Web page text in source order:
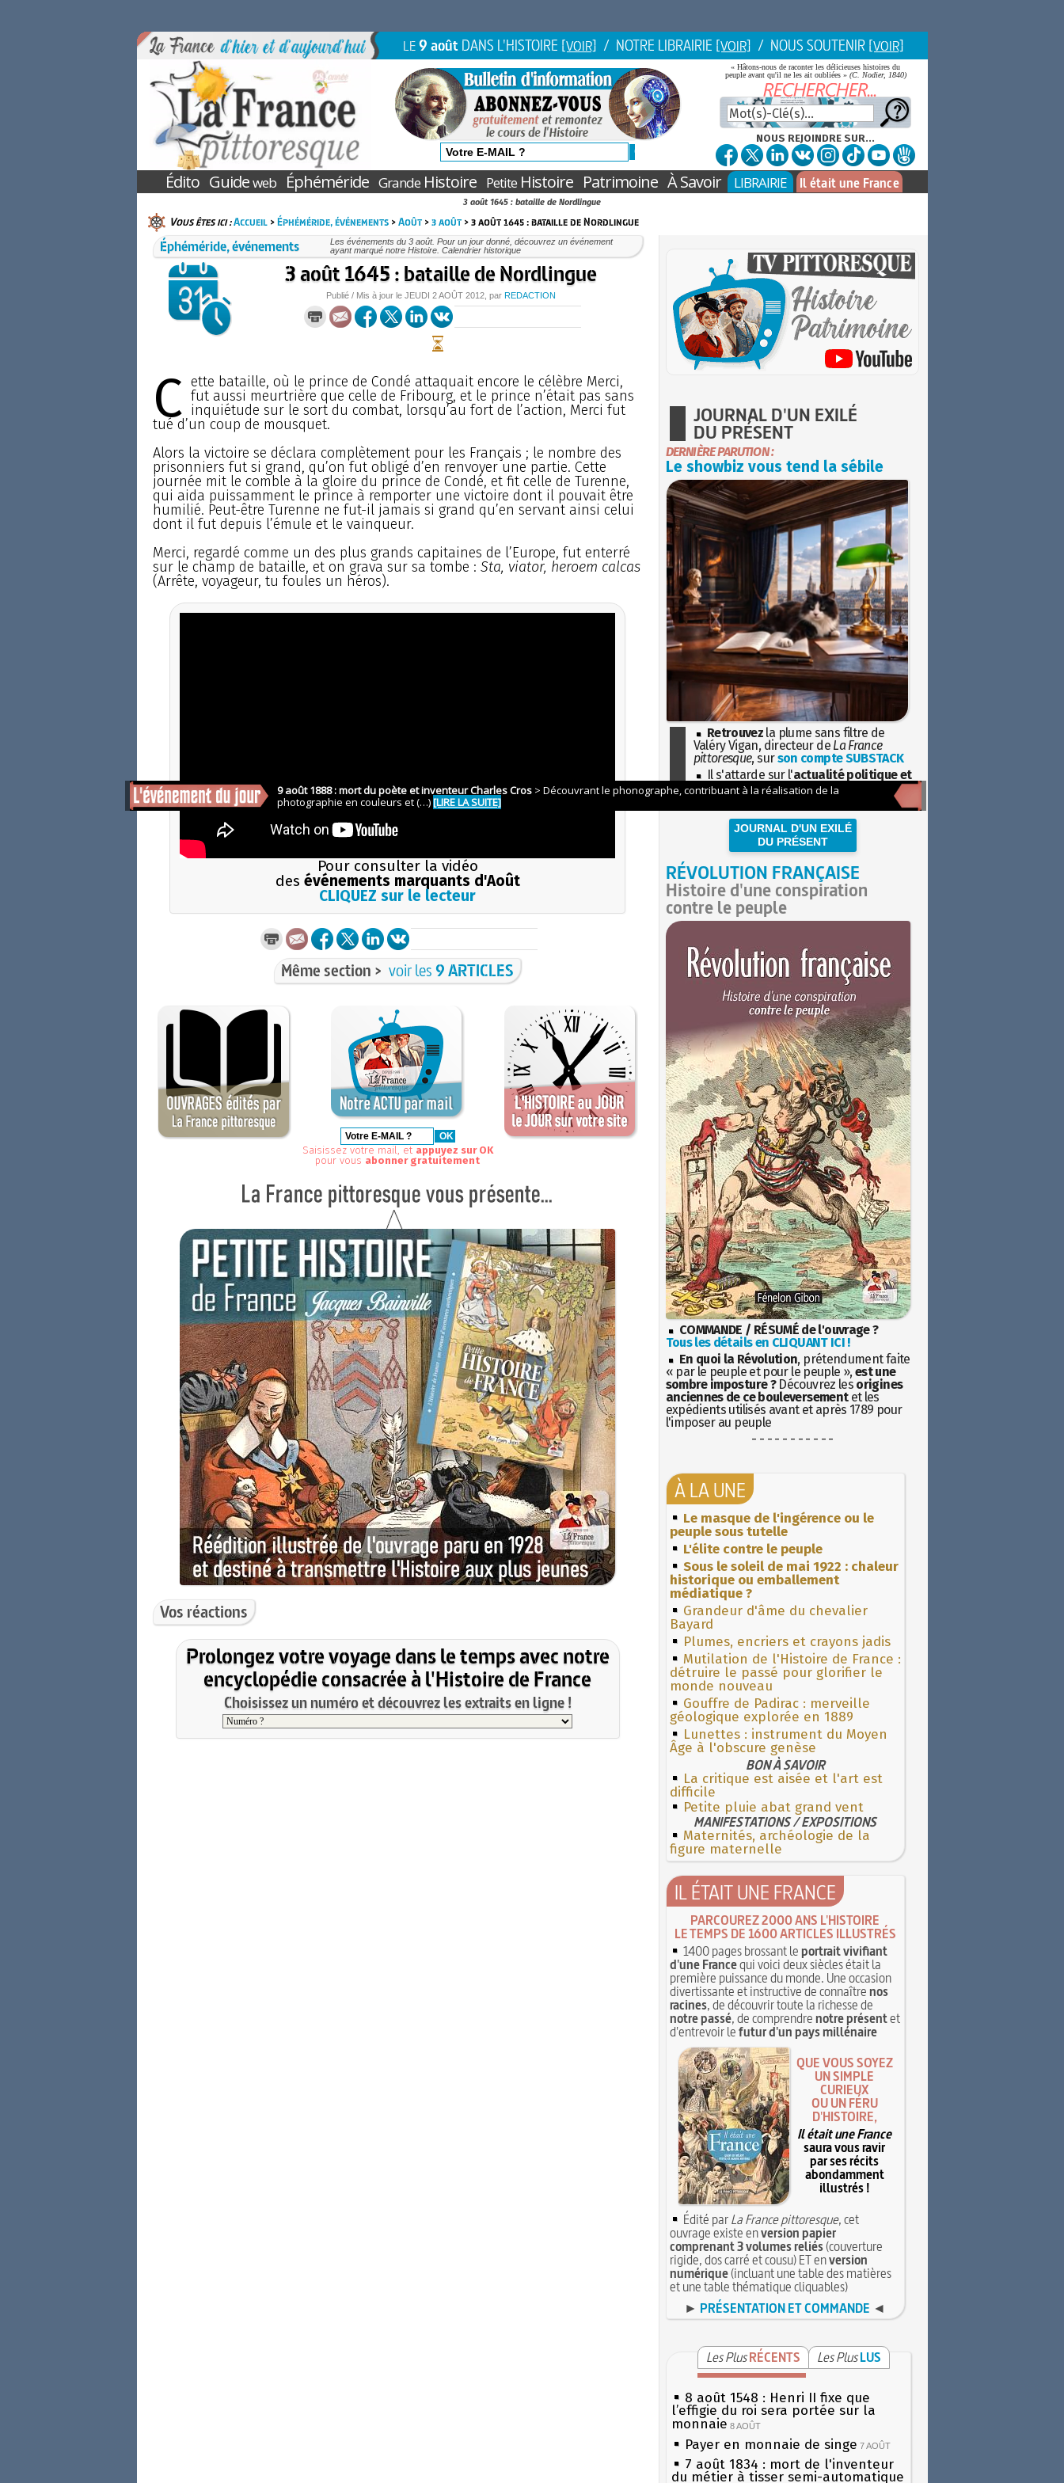
LE9 août DANS L'HISTOIRE [VOIR] / NOTRE LIBRAIRIE [VOIR] / NOUS SOUTENIR [VOIR]
« Hâtons-nous de raconter les délicieuses histoires du
peuple avant qu'il ne les ait oubliées » (C. Nodier, 1840)
NOUS REJOINDRE SUR...
Édito Guideweb Éphéméride GrandeHistoire PetiteHistoire Patrimoine À Savoir LIBRAIRIE Il était une France
3 août 1645 : bataille de Nordlingue
Vous êtes ici :Accueil>Éphéméride, événements>Août>3 août> 3 août 1645 : bataille de Nordlingue
Éphéméride, événements
Les événements du 3 août. Pour un jour donné, découvrez un événement
ayant marqué notre Histoire. Calendrier historique
3 août 1645 : bataille de Nordlingue
Publié / Mis à jour le JEUDI 2 AOÛT 2012 , par REDACTION
C ette bataille, où le prince de Condé attaquait encore le célèbre Merci,
fut aussi meurtrière que celle de Fribourg, et le prince n’était pas sans
inquiétude sur le sort du combat, lorsqu’au fort de l’action, Merci fut
tué d’un coup de mousquet.
Alors la victoire se déclara complètement pour les Français ; le nombre des
prisonniers fut si grand, qu’on fut obligé d’en renvoyer une partie. Cette
journée mit le comble à la gloire du prince de Condé, et fit celle de Turenne,
qui aida puissamment le prince à remporter une victoire dont il pouvait être
humilié. Peut-être Turenne ne fut-il jamais si grand qu’en servant ainsi celui
dont il fut depuis l’émule et le vainqueur.
Merci, regardé comme un des plus grands capitaines de l’Europe, fut enterré
sur le champ de bataille, et on grava sur sa tombe : Sta, viator, heroem calcas
(Arrête, voyageur, tu foules un héros).
Pour consulter la vidéo
des événements marquants d'Août
CLIQUEZ sur le lecteur
Même section > voir les9 ARTICLES
Saisissez votre mail, et appuyez sur OK
pour vous abonner gratuitement
Vos réactions
Prolongez votre voyage dans le temps avec notre
encyclopédie consacrée à l'Histoire de France
Choisissez un numéro et découvrez les extraits en ligne !
JOURNAL D'UN EXILÉ
DU PRÉSENT
DERNIÈRE PARUTION :
Le showbiz vous tend la sébile
Retrouvez la plume sans filtre de
Valéry Vigan, directeur de La France
pittoresque, surson compte SUBSTACK
Il s'attarde sur l'actualité politique et
sociétaleavec la hauteur de vue de
JOURNAL D'UN EXILÉ
DU PRÉSENT
RÉVOLUTION FRANÇAISE
Histoire d'une conspiration
contre le peuple
COMMANDE / RÉSUMÉ de l'ouvrage ?
Tous les détails en CLIQUANT ICI !
En quoi la Révolution, prétendument faite
« par le peuple et pour le peuple », est une
sombre imposture ?Découvrez les origines
anciennes de ce bouleversementet les
expédients utilisés avant et après 1789 pour
l'imposer au peuple
- - - - - - - - - - -
À LA UNE
Le masque de l'ingérence ou le
peuple sous tutelle
L'élite contre le peuple
Sous le soleil de mai 1922 : chaleur
historique ou emballement
médiatique ?
Grandeur d'âme du chevalier
Bayard
Plumes, encriers et crayons jadis
Mutilation de l'Histoire de France :
détruire le passé pour glorifier le
monde nouveau
Gouffre de Padirac : merveille
géologique explorée en 1889
Lunettes : instrument du Moyen
Âge à l'obscure genèse
BON À SAVOIR
La critique est aisée et l'art est
difficile
Petite pluie abat grand vent
MANIFESTATIONS / EXPOSITIONS
Maternités, archéologie de la
figure maternelle
IL ÉTAIT UNE FRANCE
PARCOUREZ 2000 ANS L'HISTOIRE
LE TEMPS DE 1600 ARTICLES ILLUSTRÉS
1400 pages brossant leportrait vivifiant
d'une Francequi voici deux siècles était la
première puissance du monde. Une occasion
divertissante et instructive de connaîtrenos
racines, de découvrir toute la richesse de
notre passé, de comprendrenotre présentet
d'entrevoir lefutur d'un pays millénaire
QUE VOUS SOYEZ
UN SIMPLE
CURIEUX
OU UN FÉRU
D'HISTOIRE,
Il était une France
saura vous ravir
par ses récits
abondamment
illustrés !
Édité parLa France pittoresque, cet
ouvrage existe enversion papier
comprenant 3 volumes reliés(couverture
rigide, dos carré et cousu) ET enversion
numérique(incluant une table des matières
et une table thématique cliquables)
► PRÉSENTATION ET COMMANDE ◄
Les Plus RÉCENTS Les Plus LUS
8 août 1548 : Henri II fixe que
l’effigie du roi sera portée sur la
monnaie 8 AOÛT
Payer en monnaie de singe 7 AOÛT
7 août 1834 : mort de l'inventeur
du métier à tisser semi-automatique